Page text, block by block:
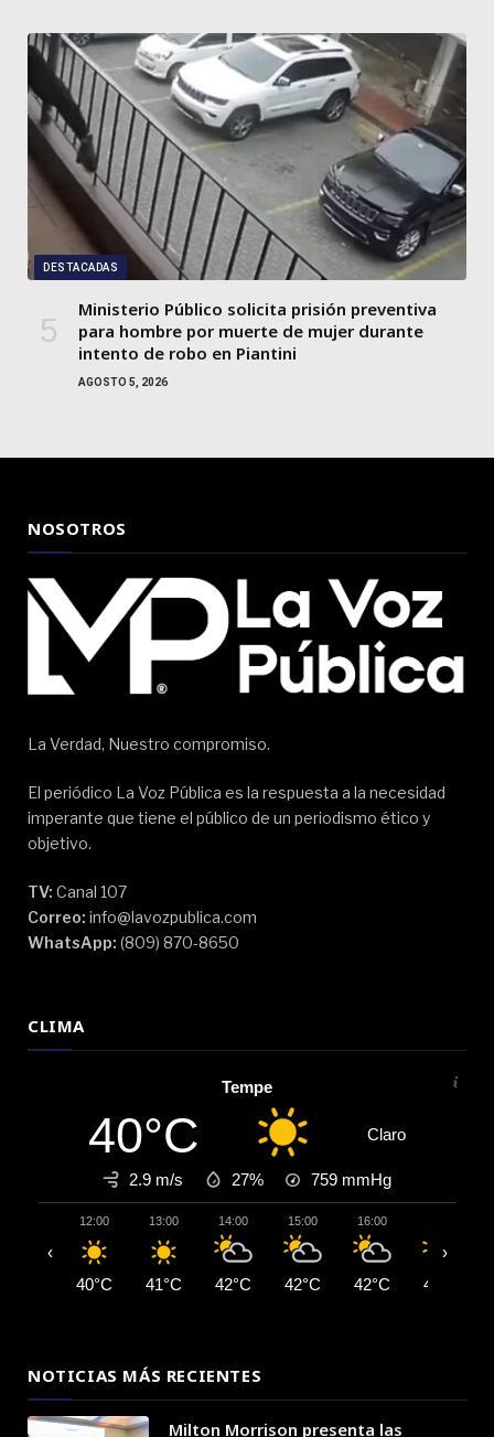
DESTACADAS
Ministerio Público solicita prisión preventiva
para hombre por muerte de mujer durante
intento de robo en Piantini
AGOSTO 5, 2026
NOSOTROS
La Verdad, Nuestro compromiso.
El periódico La Voz Pública es la respuesta a la necesidad
imperante que tiene el público de un periodismo ético y
objetivo.
TV: Canal 107
Correo: info@lavozpublica.com
WhatsApp: (809) 870-8650
CLIMA
Tempe
40°C Claro
2.9 m/s 27% 759 mmHg
12:00
40°C
13:00
41°C
14:00
42°C
15:00
42°C
16:00
42°C 42°C
‹ ›
NOTICIAS MÁS RECIENTES
Milton Morrison presenta las